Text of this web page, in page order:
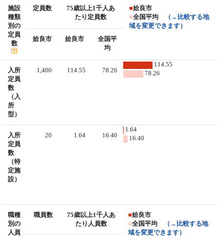
施設
種類
別の
定員
数
定員数
75歳以上1千人あ
たり定員数
■姶良市
■全国平均
（→比較する地
域を変更できます）
姶良市
姶良市
全国平
均
入所
定員
数
（入
所
型）
1,400 114.55 78.26
114.55
78.26
入所
定員
数
（特
定施
設）
20 1.64 16.40
1.64
16.40
職種
別の
人員
職員数
75歳以上1千人あ
たり人員数
■姶良市
■全国平均
（→比較する地
域を変更できます）